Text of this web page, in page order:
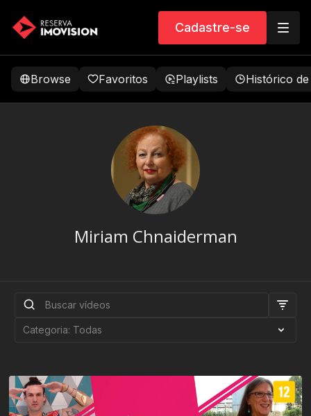
Cadastre-se
Browse Favoritos Playlists Histórico
Miriam Chnaiderman